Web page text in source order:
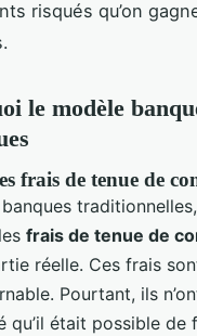
risqués qu’on
le modèle
frais de tenue de
banques
frais de tenue de
réelle. Ces frais
Pourtant, ils
qu’il était possible de